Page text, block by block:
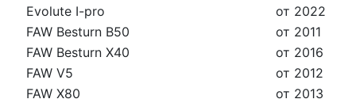
Evolute I-pro
от 2022
FAW Besturn B50
от 2011
FAW Besturn X40
от 2016
FAW V5
от 2012
FAW X80
от 2013